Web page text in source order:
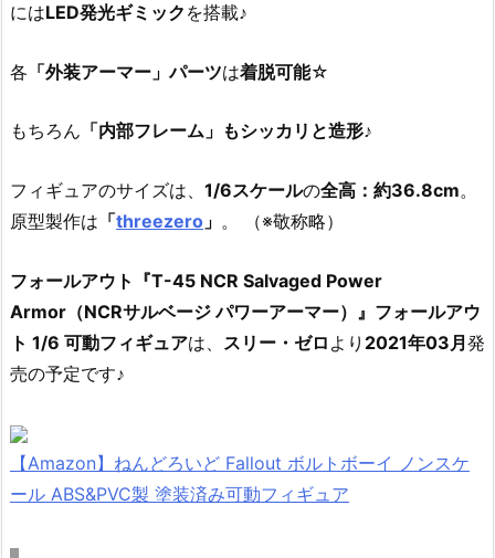
にはLED発光ギミック を搭載♪
各 「外装アーマー」パーツは着脱可能☆
もちろん 「内部フレーム」もシッカリと造形♪
フィギュアのサイズは、 1/6スケールの全高：約36.8cm。
原型製作は 「threezero 」 。 （※敬称略）
フォールアウト『T-45 NCR Salvaged Power
Armor（NCRサルベージ パワーアーマー）』フォールアウ
ト 1/6 可動フィギュアは、 スリー・ゼロ より 2021年03月発
売の予定です♪
【Amazon】ねんどろいど Fallout ボルトボーイ ノンスケ
ール ABS&PVC製 塗装済み可動フィギュア